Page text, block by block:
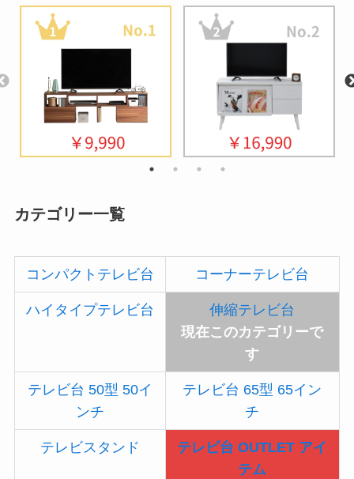
カテゴリー一覧
コンパクトテレビ台 コーナーテレビ台
ハイタイプテレビ台
伸縮テレビ台
現在このカテゴリーで
す
テレビ台 50型 50イ
ンチ
テレビ台 65型 65イン
チ
テレビスタンド
テレビ台 OUTLET アイ
テム